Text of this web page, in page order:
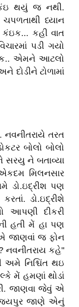
થયું જ નથી.
ધ્યાન
કહી વાત
પડી ગયો
એમને આટલો
દોડીને ટોળામાં
નવનીતરાયે તરત
બોલો બોલો
સરયુ ને બતાવ્યા
મિલનસાર
ડો.ઇદ્રીશ પણ
ડો.ઇદ્રીશે
દીકરી
હતી મેં હા પણ
જાણવાં જ ફોન
નવનીતરાય કહે"
અમે નિશ્ચિંત થઇ
મેં હમણાં થોડાં
જાણવા જેવું એ
જાણે એનું